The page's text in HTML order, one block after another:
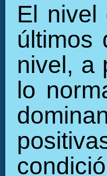
El nivel
últimos
nivel, a
lo